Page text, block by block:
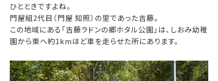
ひとときですよね。
門屋組2代目（門屋 知照）の里であった吉藤。
この地域にある「吉藤ラドンの郷ホタル公園」は、しおみ幼稚
園から東へ約1kmほど車を走らせた所にあります。